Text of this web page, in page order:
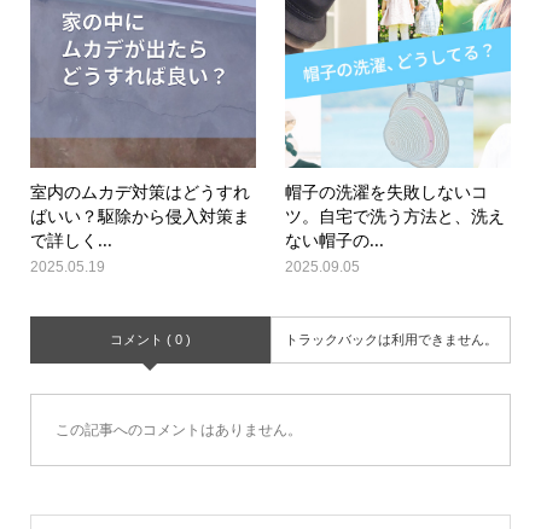
室内のムカデ対策はどうすれ
ばいい？駆除から侵入対策ま
で詳しく...
2025.05.19
帽子の洗濯を失敗しないコ
ツ。自宅で洗う方法と、洗え
ない帽子の...
2025.09.05
コメント ( 0 ) トラックバックは利用できません。
この記事へのコメントはありません。